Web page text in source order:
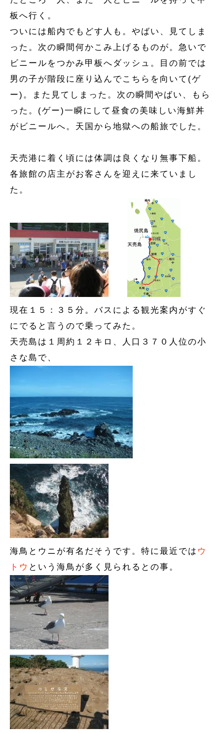
板へ行く。
ついには船内でもどす人も。やばい、見てしま
った。次の瞬間何かこみ上げるものが。急いで
ビニールをつかみ甲板へダッシュ。目の前では
男の子が階段に座り込んでこちらを向いて(ゲ
ー)。また見てしまった。次の瞬間やばい、もら
った。(ゲー)一瞬にして昼食の美味しい海鮮丼
がビニールへ。天国から地獄への船旅でした。
天売港に着く頃には体調は良くなり無事下船。
各旅館の店主がお客さんを迎えに来ていまし
た。
現在１５：３５分。バスによる観光案内がすぐ
にでると言うので乗ってみた。
天売島は１周約１２キロ、人口３７０人位の小
さな島で、
海鳥とウニが有名だそうです。特に最近では ウ
トウ という海鳥が多く見られるとの事。